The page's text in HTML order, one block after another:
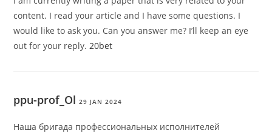
content. I read your article and I have some questions. I
would like to ask you. Can you answer me? I’ll keep an eye
out for your reply.20bet
ppu-prof_Ol 29 JAN 2024
Наша бригада профессиональных исполнителей